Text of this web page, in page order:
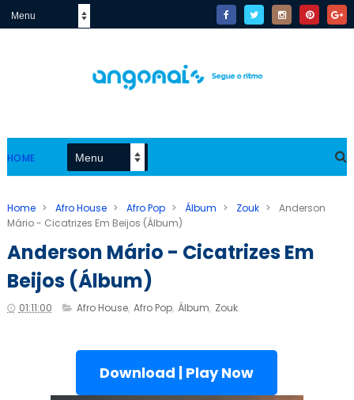
HOME
Home > Afro House > Afro Pop > Álbum > Zouk >
Anderson
Mário - Cicatrizes Em Beijos (Álbum)
Anderson Mário - Cicatrizes Em
Beijos (Álbum)
01:11:00 Afro House, Afro Pop, Álbum, Zouk
Download | Play Now